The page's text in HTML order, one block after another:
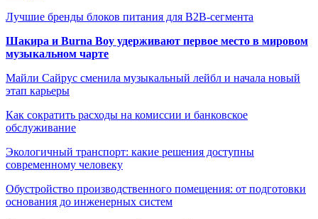
Лучшие бренды блоков питания для B2B-сегмента
Шакира и Burna Boy удерживают первое место в мировом
музыкальном чарте
Майли Сайрус сменила музыкальный лейбл и начала новый
этап карьеры
Как сократить расходы на комиссии и банковское
обслуживание
Экологичный транспорт: какие решения доступны
современному человеку
Обустройство производственного помещения: от подготовки
основания до инженерных систем